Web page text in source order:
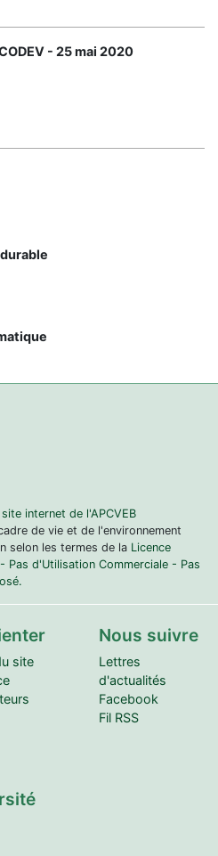
- 25 mai 2020
site internet de l'APCVEB
de vie et de l'environnement
selon les termes de la Licence
d'Utilisation Commerciale - Pas
site
Nous suivre
Lettres
d'actualités
Facebook
Fil RSS